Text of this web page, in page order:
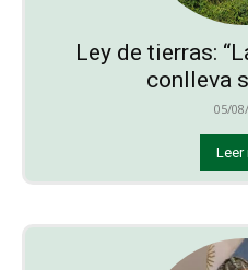
Ley de tierras:
conlleva
05/
Leer